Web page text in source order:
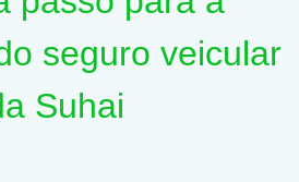
seguro veicular
Suhai